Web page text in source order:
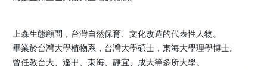
上森生態顧問，台灣自然保育、文化改造的代表性人物。
畢業於台灣大學植物系，台灣大學碩士，東海大學理學博士。
曾任教台大、逢甲、東海、靜宜、成大等多所大學。